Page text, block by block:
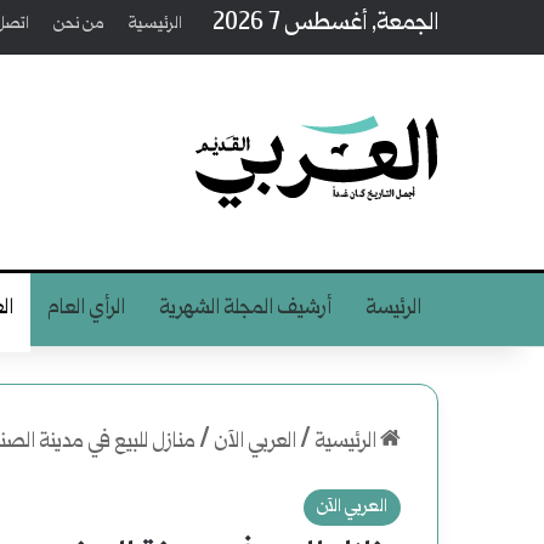
الجمعة, أغسطس 7 2026 الرئيسية من نحن
الرئيسة أرشيف المجلة الشهرية الرأي العام
الرئيسية /العربي الآن /منازل للبيع في مدينة
العربي الآن